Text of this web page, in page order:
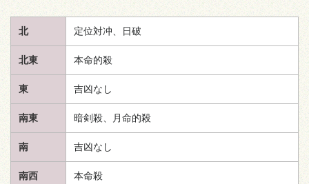
北 定位対冲、日破
北東 本命的殺
東 吉凶なし
南東 暗剣殺、月命的殺
南 吉凶なし
南西 本命殺